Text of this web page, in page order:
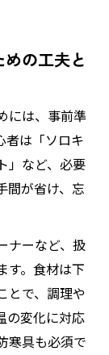
の工夫と
には、事前準
者は「ソロキ
」など、必要
間が省け、忘
ナーなど、扱
す。食材は下
とで、調理や
の変化に対応
寒具も必須で